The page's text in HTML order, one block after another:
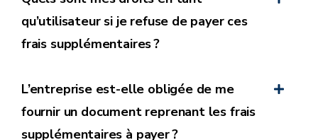
d’aide-ménagère à domicile.
Cela correspond à l’activité de
réduite.
qu’utilisateur si je refuse de payer ces
frais supplémentaires ?
L’entreprise est-elle obligée de me
fournir un document reprenant les frais
supplémentaires à payer ?